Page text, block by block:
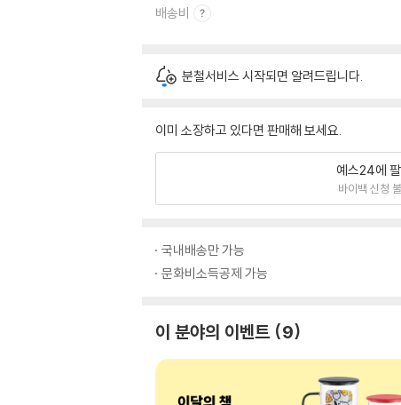
배송비
분철서비스 시작되면 알려드립니다.
이미 소장하고 있다면 판매해 보세요.
예스24에
바이백 신청
국내배송만 가능
문화비소득공제 가능
이 분야의 이벤트 9